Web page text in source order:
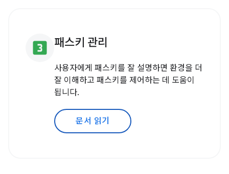
looks_3 패스키 관리
사용자에게 패스키를 잘 설명하면 환경을 더
잘 이해하고 패스키를 제어하는 데 도움이
됩니다.
문서 읽기